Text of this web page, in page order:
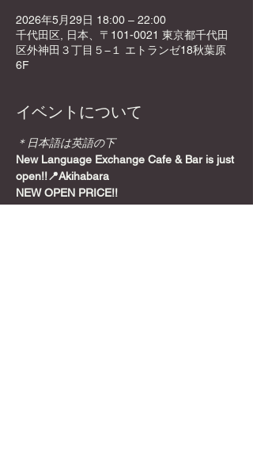
2026年5月29日 18:00 – 22:00
千代田区, 日本、〒101-0021 東京都千代田
区外神田３丁目５−１ エトランゼ18秋葉原
6F
イベントについて
＊日本語は英語の下
New Language Exchange Cafe & Bar is just
open!!📍Akihabara
NEW OPEN PRICE!!